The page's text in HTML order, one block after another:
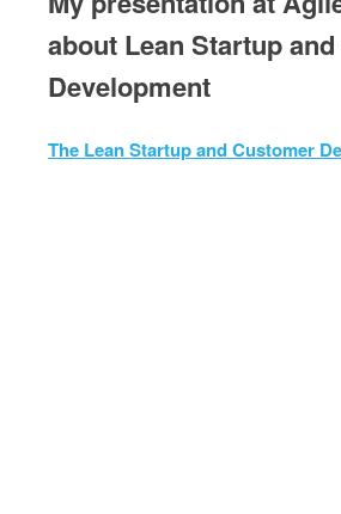
about Lean Startup
Development
The Lean Startup and Customer